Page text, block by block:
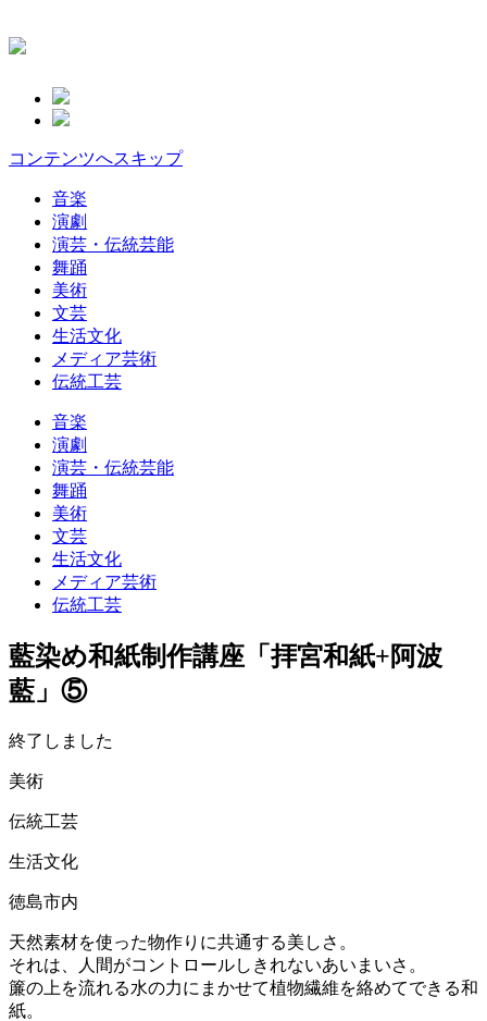
コンテンツへスキップ
音楽
演劇
演芸・伝統芸能
舞踊
美術
文芸
生活文化
メディア芸術
伝統工芸
音楽
演劇
演芸・伝統芸能
舞踊
美術
文芸
生活文化
メディア芸術
伝統工芸
藍染め和紙制作講座「拝宮和紙+阿波
藍」⑤
終了しました
美術
伝統工芸
生活文化
徳島市内
天然素材を使った物作りに共通する美しさ。
それは、人間がコントロールしきれないあいまいさ。
簾の上を流れる水の力にまかせて植物繊維を絡めてできる和
紙。